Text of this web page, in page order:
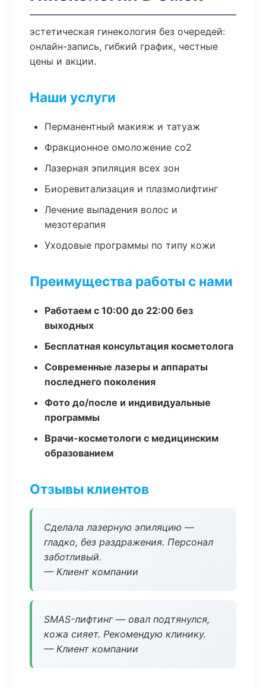
эстетическая гинекология без очередей:
онлайн-запись, гибкий график, честные
цены и акции.
Наши услуги
Перманентный макияж и татуаж
Фракционное омоложение co2
Лазерная эпиляция всех зон
Биоревитализация и плазмолифтинг
Лечение выпадения волос и
мезотерапия
Уходовые программы по типу кожи
Преимущества работы с нами
Работаем с 10:00 до 22:00 без
выходных
Бесплатная консультация косметолога
Современные лазеры и аппараты
последнего поколения
Фото до/после и индивидуальные
программы
Врачи-косметологи с медицинским
образованием
Отзывы клиентов
Сделала лазерную эпиляцию —
гладко, без раздражения. Персонал
заботливый.
— Клиент компании
SMAS-лифтинг — овал подтянулся,
кожа сияет. Рекомендую клинику.
— Клиент компании